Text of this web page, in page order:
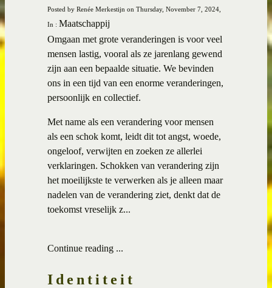
Posted by Renée Merkestijn on Thursday, November 7, 2024,
In : Maatschappij
Omgaan met grote veranderingen is voor veel
mensen lastig, vooral als ze jarenlang gewend
zijn aan een bepaalde situatie. We bevinden
ons in een tijd van een enorme veranderingen,
persoonlijk en collectief.
Met name als een verandering voor mensen
als een schok komt, leidt dit tot angst, woede,
ongeloof, verwijten en zoeken ze allerlei
verklaringen. Schokken van verandering zijn
het moeilijkste te verwerken als je alleen maar
nadelen van de verandering ziet, denkt dat de
toekomst vreselijk z...
Continue reading ...
Identiteit